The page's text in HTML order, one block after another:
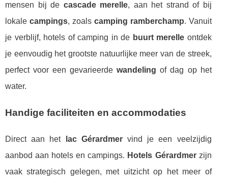
mensen bij de cascade merelle, aan het strand of bij
lokale campings, zoals camping ramberchamp. Vanuit
je verblijf, hotels of camping in de buurt merelle ontdek
je eenvoudig het grootste natuurlijke meer van de streek,
perfect voor een gevarieerdewandeling of dag op het
water.
Handige faciliteiten en accommodaties
Direct aan het lac Gérardmervind je een veelzijdig
aanbod aan hotels en campings. Hotels Gérardmerzijn
vaak strategisch gelegen, met uitzicht op het meer of